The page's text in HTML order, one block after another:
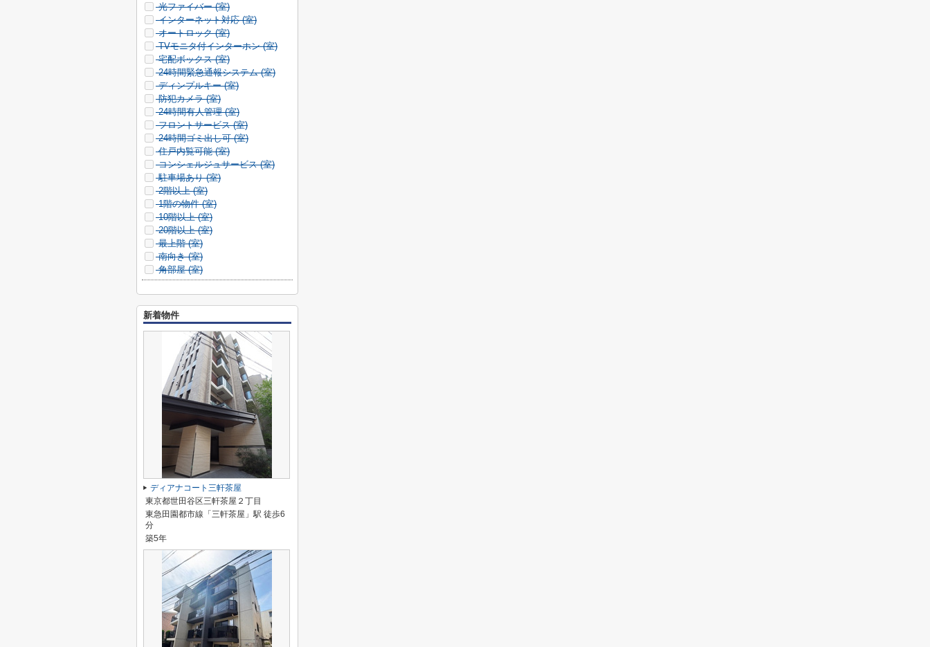
光ファイバー (室)
インターネット対応 (室)
オートロック (室)
TVモニタ付インターホン (室)
宅配ボックス (室)
24時間緊急通報システム (室)
ディンプルキー (室)
防犯カメラ (室)
24時間有人管理 (室)
フロントサービス (室)
24時間ゴミ出し可 (室)
住戸内覧可能 (室)
コンシェルジュサービス (室)
駐車場あり (室)
2階以上 (室)
1階の物件 (室)
10階以上 (室)
20階以上 (室)
最上階 (室)
南向き (室)
角部屋 (室)
新着物件
ディアナコート三軒茶屋
東京都世田谷区三軒茶屋２丁目
東急田園都市線「三軒茶屋」駅 徒歩6
分
築5年